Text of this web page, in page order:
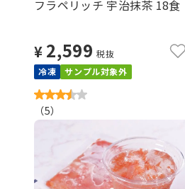
フラペリッチ 宇治抹茶 18食
¥ 2,599 税抜
冷凍
サンプル対象外
（5）